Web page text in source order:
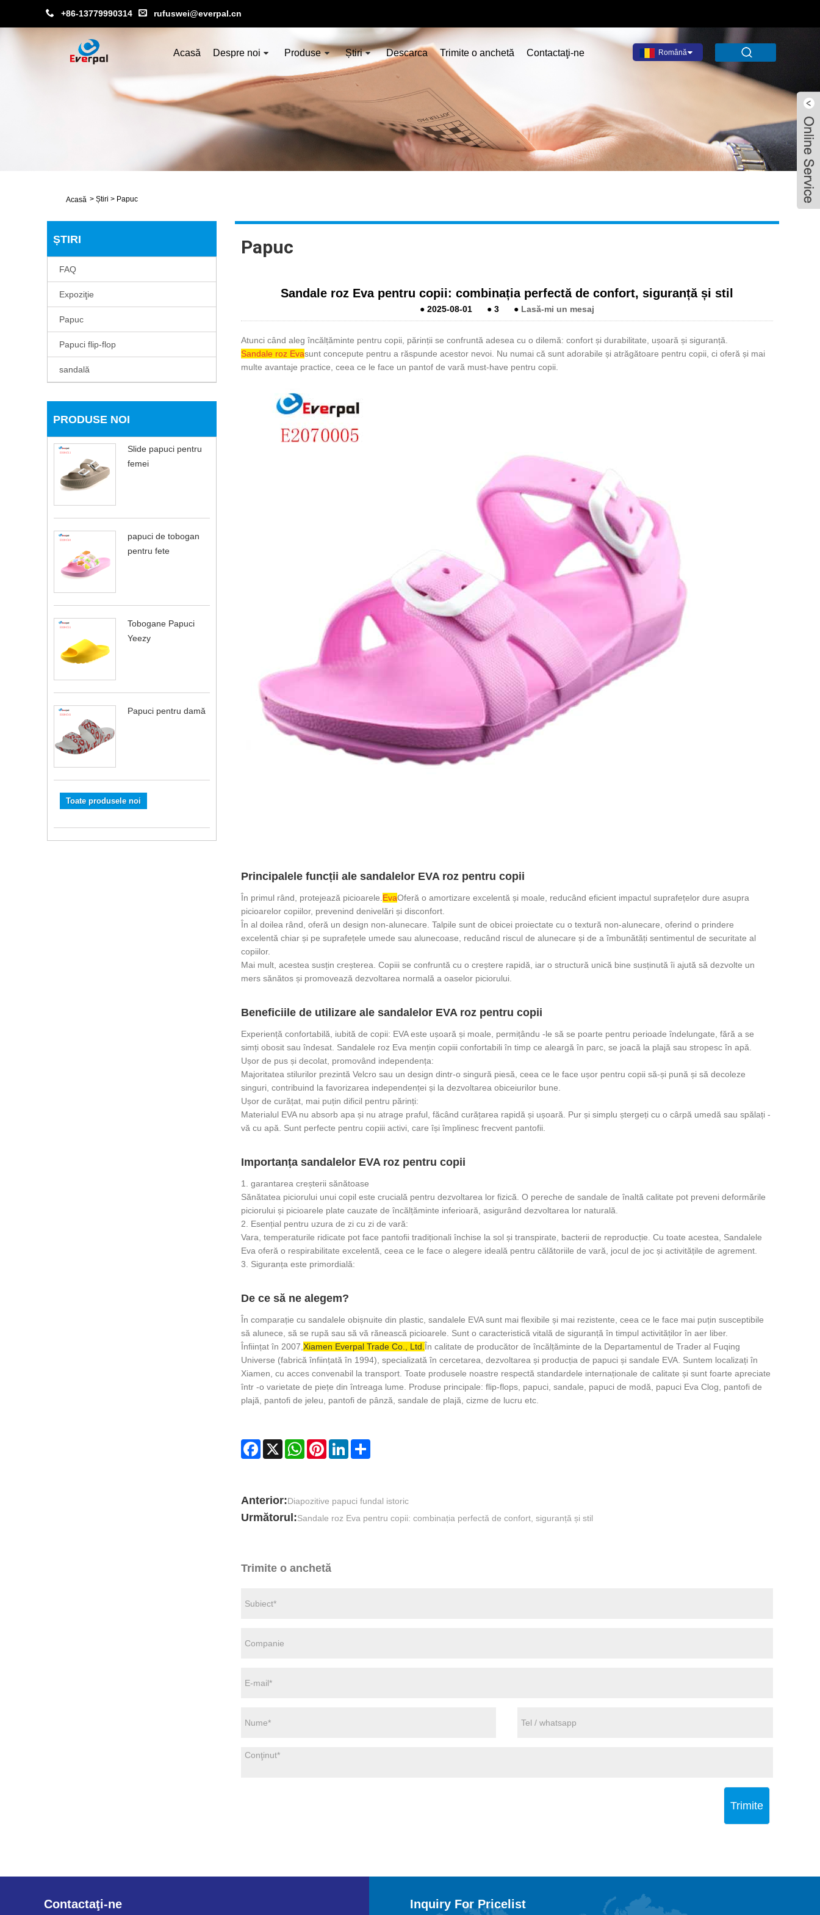
+86-13779990314 rufuswei@everpal.cn
Română
Acasă Despre noi Produse Știri Descarca Trimite o anchetă Contactaţi-ne
Acasă > Știri > Papuc
ȘTIRI
FAQ
Expoziţie
Papuc
Papuci flip-flop
sandală
PRODUSE NOI
Slide papuci pentru
femei
papuci de tobogan
pentru fete
Tobogane Papuci
Yeezy
Papuci pentru damă
Toate produsele noi
Papuc
Sandale roz Eva pentru copii: combinația perfectă de confort, siguranță și stil
● 2025-08-01 ● 3 ● Lasă-mi un mesaj
Atunci când aleg încălțăminte pentru copii, părinții se confruntă adesea cu o dilemă: confort și durabilitate, ușoară și siguranță.
Sandale roz Evasunt concepute pentru a răspunde acestor nevoi. Nu numai că sunt adorabile și atrăgătoare pentru copii, ci oferă și mai
multe avantaje practice, ceea ce le face un pantof de vară must-have pentru copii.
Principalele funcții ale sandalelor EVA roz pentru copii
În primul rând, protejează picioarele. EvaOferă o amortizare excelentă și moale, reducând eficient impactul suprafețelor dure asupra
picioarelor copiilor, prevenind denivelări și disconfort.
În al doilea rând, oferă un design non-alunecare. Talpile sunt de obicei proiectate cu o textură non-alunecare, oferind o prindere
excelentă chiar și pe suprafețele umede sau alunecoase, reducând riscul de alunecare și de a îmbunătăți sentimentul de securitate al
copiilor.
Mai mult, acestea susțin creșterea. Copiii se confruntă cu o creștere rapidă, iar o structură unică bine susținută îi ajută să dezvolte un
mers sănătos și promovează dezvoltarea normală a oaselor piciorului.
Beneficiile de utilizare ale sandalelor EVA roz pentru copii
Experiență confortabilă, iubită de copii: EVA este ușoară și moale, permițându -le să se poarte pentru perioade îndelungate, fără a se
simți obosit sau îndesat. Sandalele roz Eva mențin copiii confortabili în timp ce aleargă în parc, se joacă la plajă sau stropesc în apă.
Ușor de pus și decolat, promovând independența:
Majoritatea stilurilor prezintă Velcro sau un design dintr-o singură piesă, ceea ce le face ușor pentru copii să-și pună și să decoleze
singuri, contribuind la favorizarea independenței și la dezvoltarea obiceiurilor bune.
Ușor de curățat, mai puțin dificil pentru părinți:
Materialul EVA nu absorb apa și nu atrage praful, făcând curățarea rapidă și ușoară. Pur și simplu ștergeți cu o cârpă umedă sau spălați -
vă cu apă. Sunt perfecte pentru copiii activi, care își împlinesc frecvent pantofii.
Importanța sandalelor EVA roz pentru copii
1. garantarea creșterii sănătoase
Sănătatea piciorului unui copil este crucială pentru dezvoltarea lor fizică. O pereche de sandale de înaltă calitate pot preveni deformările
piciorului și picioarele plate cauzate de încălțăminte inferioară, asigurând dezvoltarea lor naturală.
2. Esențial pentru uzura de zi cu zi de vară:
Vara, temperaturile ridicate pot face pantofii tradiționali închise la sol și transpirate, bacterii de reproducție. Cu toate acestea, Sandalele
Eva oferă o respirabilitate excelentă, ceea ce le face o alegere ideală pentru călătoriile de vară, jocul de joc și activitățile de agrement.
3. Siguranța este primordială:
De ce să ne alegem?
În comparație cu sandalele obișnuite din plastic, sandalele EVA sunt mai flexibile și mai rezistente, ceea ce le face mai puțin susceptibile
să alunece, să se rupă sau să vă rănească picioarele. Sunt o caracteristică vitală de siguranță în timpul activităților în aer liber.
Înființat în 2007, Xiamen Everpal Trade Co., Ltd. În calitate de producător de încălțăminte de la Departamentul de Trader al Fuqing
Universe (fabrică înființată în 1994), specializată în cercetarea, dezvoltarea și producția de papuci și sandale EVA. Suntem localizați în
Xiamen, cu acces convenabil la transport. Toate produsele noastre respectă standardele internaționale de calitate și sunt foarte apreciate
într -o varietate de piețe din întreaga lume. Produse principale: flip-flops, papuci, sandale, papuci de modă, papuci Eva Clog, pantofi de
plajă, pantofi de jeleu, pantofi de pânză, sandale de plajă, cizme de lucru etc.
Facebook
X WhatsAppPinterestLinkedInShare
Anterior:Diapozitive papuci fundal istoric
Următorul:Sandale roz Eva pentru copii: combinația perfectă de confort, siguranță și stil
Trimite o anchetă
Trimite
Contactaţi-ne Inquiry For Pricelist